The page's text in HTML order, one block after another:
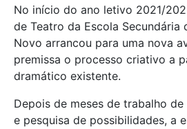
No início do ano letivo 2021/
de Teatro da Escola Secundária
Novo arrancou para uma nova
premissa o processo criativo a
dramático existente.
Depois de meses de trabalho
e pesquisa de possibilidades, a